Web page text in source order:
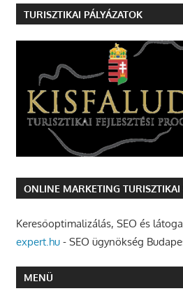
TURISZTIKAI PÁLYÁZATOK
ONLINE MARKETING TURISZTIKAI
Keresőoptimalizálás, SEO és
expert.hu- SEO ügynökség
MENÜ